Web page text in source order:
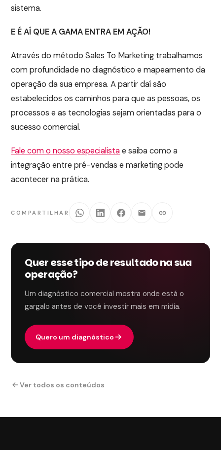
sistema.
E É AÍ QUE A GAMA ENTRA EM AÇÃO!
Através do método Sales To Marketing trabalhamos
com profundidade no diagnóstico e mapeamento da
operação da sua empresa. A partir daí são
estabelecidos os caminhos para que as pessoas, os
processos e as tecnologias sejam orientadas para o
sucesso comercial.
Fale com o nosso especialistae saiba como a
integração entre pré-vendas e marketing pode
acontecer na prática.
COMPARTILHAR
Quer esse tipo de resultado na sua
operação?
Um diagnóstico comercial mostra onde está o
gargalo antes de você investir mais em mídia.
Quero um diagnóstico
Ver todos os conteúdos